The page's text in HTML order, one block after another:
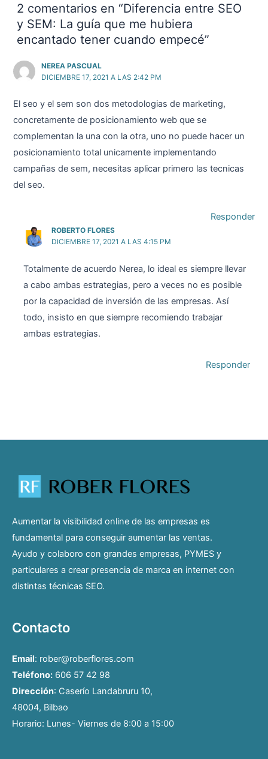
2 comentarios en “Diferencia entre SEO
y SEM: La guía que me hubiera
encantado tener cuando empecé”
NEREA PASCUAL
DICIEMBRE 17, 2021 A LAS 2:42 PM
El seo y el sem son dos metodologias de marketing,
concretamente de posicionamiento web que se
complementan la una con la otra, uno no puede hacer un
posicionamiento total unicamente implementando
campañas de sem, necesitas aplicar primero las tecnicas
del seo.
Responder
ROBERTO FLORES
DICIEMBRE 17, 2021 A LAS 4:15 PM
Totalmente de acuerdo Nerea, lo ideal es siempre llevar
a cabo ambas estrategias, pero a veces no es posible
por la capacidad de inversión de las empresas. Así
todo, insisto en que siempre recomiendo trabajar
ambas estrategias.
Responder
Aumentar la visibilidad online de las empresas es
fundamental para conseguir aumentar las ventas.
Ayudo y colaboro con grandes empresas, PYMES y
particulares a crear presencia de marca en internet con
distintas técnicas SEO.
Contacto
Email: rober@roberflores.com
Teléfono: 606 57 42 98
Dirección: Caserío Landabruru 10,
48004, Bilbao
Horario: Lunes- Viernes de 8:00 a 15:00